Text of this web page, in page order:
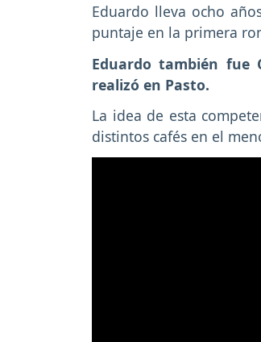
Eduardo lleva ocho
puntaje en la primera
Eduardo también fue
realizó en Pasto.
La idea de esta
distintos cafés en el